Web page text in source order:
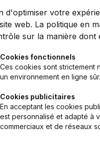
d'optimiser votre
web. La politique en
sur la manière dont
Cookies fonctionnels
Ces cookies sont strictement
un environnement en ligne sûr.
Cookies publicitaires
En acceptant les cookies
est personnalisé et adapté à
commerciaux et de réseaux